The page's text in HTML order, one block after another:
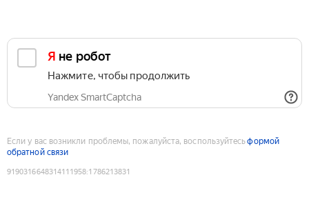
Я не робот
Нажмите, чтобы продолжить
Yandex SmartCaptcha
Если у вас возникли проблемы, пожалуйста, воспользуйтесьформой
обратной связи
9190316648314111958:1786213831